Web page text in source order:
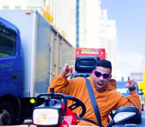
เกี่ยวกับ
การเข้าถึง เสียงจ
บริษัท
เปลี่ยน
Tokyo Shinagawa
Tokyo Akihabara#2